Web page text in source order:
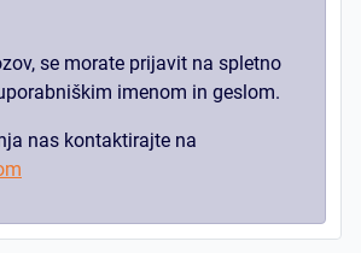
se morate prijavit na spletno
imenom in geslom.
nas kontaktirajte na